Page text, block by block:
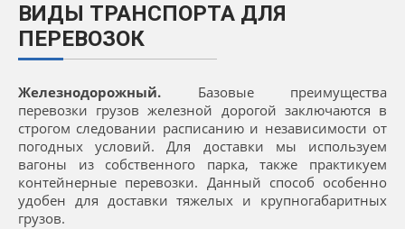
ВИДЫ ТРАНСПОРТА ДЛЯ
ПЕРЕВОЗОК
Железнодорожный. Базовые преимущества
перевозки грузов железной дорогой заключаются в
строгом следовании расписанию и независимости от
погодных условий. Для доставки мы используем
вагоны из собственного парка, также практикуем
контейнерные перевозки. Данный способ особенно
удобен для доставки тяжелых и крупногабаритных
грузов.